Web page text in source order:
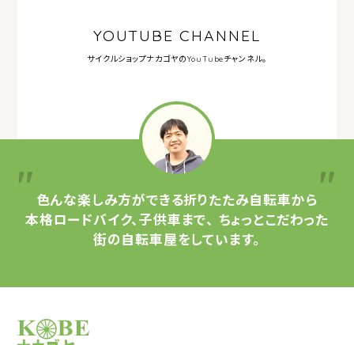
YOUTUBE CHANNEL
サイクルショップナカゴヤのYouTubeチャンネル。
色んな楽しみ方ができる折りたたみ自転車から
本格ロードバイク、子供車まで、 ちょっとこだわった
街の自転車屋をしています。
サイクルショップナカゴヤ